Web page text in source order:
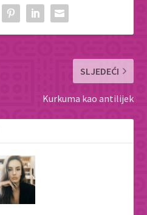
SLJEDEĆI
Kurkuma kao antilijek